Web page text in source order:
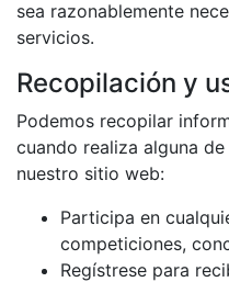
sea razonablemente
servicios.
Recopilación y
Podemos recopilar
cuando realiza alguna
nuestro sitio web:
Participa en
competiciones,
Regístrese para